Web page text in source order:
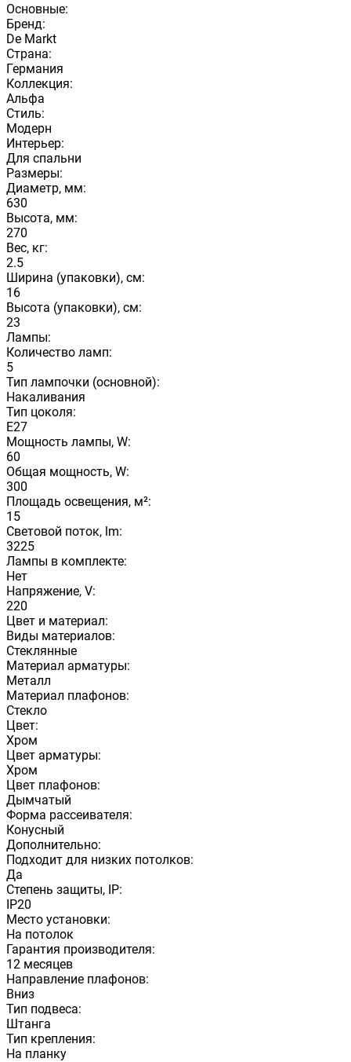
Основные:
Бренд:
De Markt
Страна:
Германия
Коллекция:
Альфа
Стиль:
Модерн
Интерьер:
Для спальни
Размеры:
Диаметр, мм:
630
Высота, мм:
270
Вес, кг:
2.5
Ширина (упаковки), см:
16
Высота (упаковки), см:
23
Лампы:
Количество ламп:
5
Тип лампочки (основной):
Накаливания
Тип цоколя:
E27
Мощность лампы, W:
60
Общая мощность, W:
300
Площадь освещения, м²:
15
Световой поток, lm:
3225
Лампы в комплекте:
Нет
Напряжение, V:
220
Цвет и материал:
Виды материалов:
Стеклянные
Материал арматуры:
Металл
Материал плафонов:
Стекло
Цвет:
Хром
Цвет арматуры:
Хром
Цвет плафонов:
Дымчатый
Форма рассеивателя:
Конусный
Дополнительно:
Подходит для низких потолков:
Да
Степень защиты, IP:
IP20
Место установки:
На потолок
Гарантия производителя:
12 месяцев
Направление плафонов:
Вниз
Тип подвеса:
Штанга
Тип крепления:
На планку